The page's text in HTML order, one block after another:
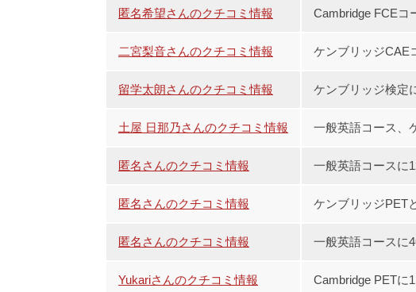
匿名希望さんのクチコミ情報 Cambridge FCEコ
二宮梨音さんのクチコミ情報 ケンブリッジCAE
留学太朗さんのクチコミ情報 ケンブリッジ検定
土屋 日那乃さんのクチコミ情報 一般英語コース、
匿名さんのクチコミ情報 一般英語コースに
匿名さんのクチコミ情報 ケンブリッジPET
匿名さんのクチコミ情報 一般英語コースに
Yukariさんのクチコミ情報 Cambridge PETに